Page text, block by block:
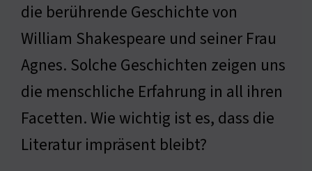
die berührende Geschichte von
William Shakespeare und seiner Frau
Agnes. Solche Geschichten zeigen uns
die menschliche Erfahrung in all ihren
Facetten. Wie wichtig ist es, dass die
Literatur impräsent bleibt?